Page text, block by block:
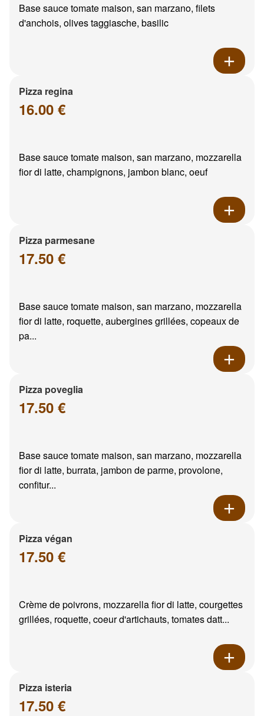
Base sauce tomate maison, san marzano, filets
d'anchois, olives taggiasche, basilic
Pizza regina
16.00 €
Base sauce tomate maison, san marzano, mozzarella
fior di latte, champignons, jambon blanc, oeuf
Pizza parmesane
17.50 €
Base sauce tomate maison, san marzano, mozzarella
fior di latte, roquette, aubergines grillées, copeaux de
pa...
Pizza poveglia
17.50 €
Base sauce tomate maison, san marzano, mozzarella
fior di latte, burrata, jambon de parme, provolone,
confitur...
Pizza végan
17.50 €
Crème de poivrons, mozzarella fior di latte, courgettes
grillées, roquette, coeur d'artichauts, tomates datt...
Pizza isteria
17.50 €